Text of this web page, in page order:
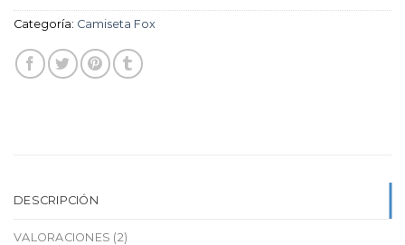
Categoría: Camiseta Fox
DESCRIPCIÓN
VALORACIONES (2)